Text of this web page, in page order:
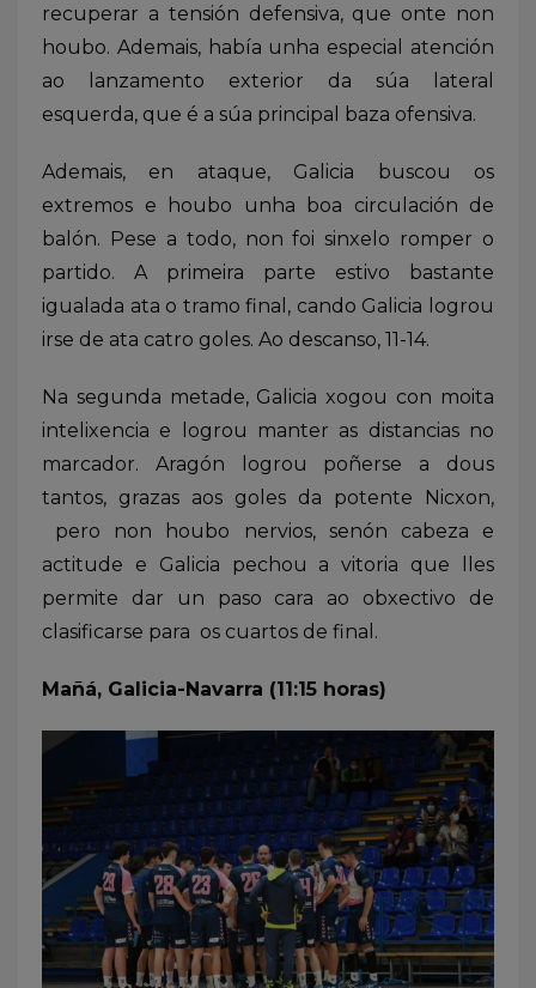
recuperar a tensión defensiva, que onte non
houbo. Ademais, había unha especial atención
ao lanzamento exterior da súa lateral
esquerda, que é a súa principal baza ofensiva.
Ademais, en ataque, Galicia buscou os
extremos e houbo unha boa circulación de
balón. Pese a todo, non foi sinxelo romper o
partido. A primeira parte estivo bastante
igualada ata o tramo final, cando Galicia logrou
irse de ata catro goles. Ao descanso, 11-14.
Na segunda metade, Galicia xogou con moita
intelixencia e logrou manter as distancias no
marcador. Aragón logrou poñerse a dous
tantos, grazas aos goles da potente Nicxon,
pero non houbo nervios, senón cabeza e
actitude e Galicia pechou a vitoria que lles
permite dar un paso cara ao obxectivo de
clasificarse para os cuartos de final.
Mañá, Galicia-Navarra (11:15 horas)